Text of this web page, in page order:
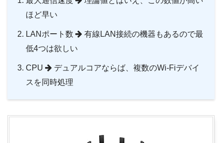
ほど早い
LANポート数
有線LAN接続の機器もあるので最
低4つは欲しい
CPU
デュアルコアならば、複数のWi-Fiデバイ
スを同時処理